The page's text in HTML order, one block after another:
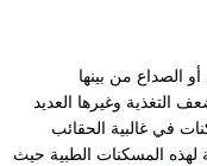
الصداع من بينها
التغذية وغيرها العديد
في غالبية الحقائب
لهذه المسكنات الطبية حيث